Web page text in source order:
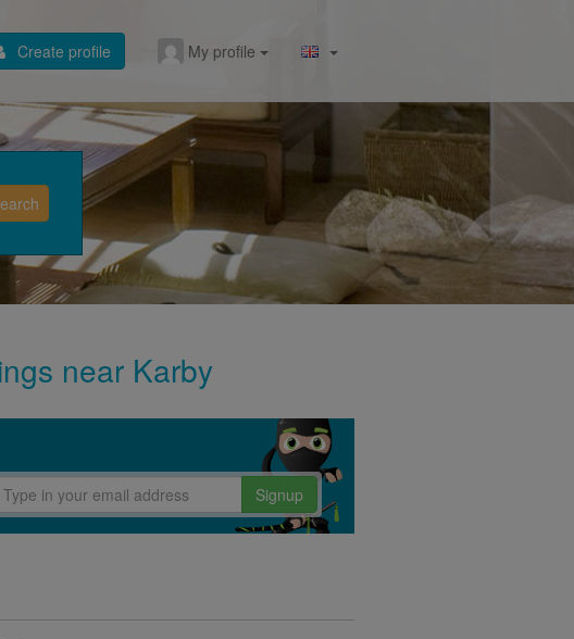
Create profile My profile
near Karby
Signup